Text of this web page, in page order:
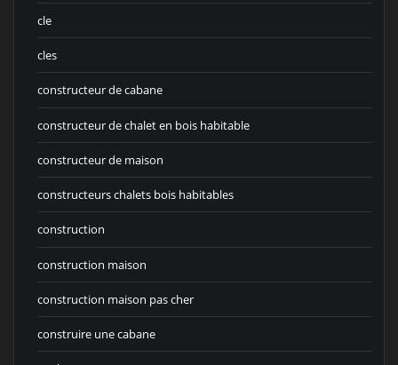
cle
cles
constructeur de cabane
constructeur de chalet en bois habitable
constructeur de maison
constructeurs chalets bois habitables
construction
construction maison
construction maison pas cher
construire une cabane